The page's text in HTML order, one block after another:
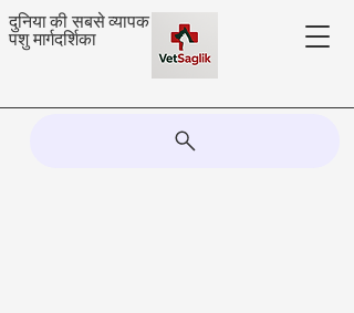
दुनिया की सबसे व्यापक
पशु मार्गदर्शिका